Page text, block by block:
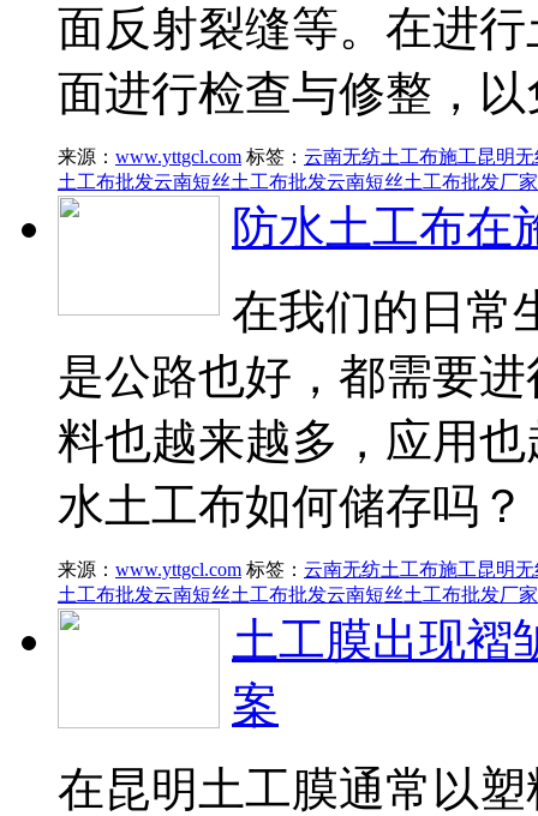
面反射裂缝等。在进
面进行检查与修整，
来源： www.yttgcl.com 标签： 云南无纺土工布施工昆明
土工布批发云南短丝土工布批发云南短丝土工布批发厂家
防水土工布在
在我们的日常
是公路也好，都需要
料也越来越多，应用
水土工布如何储存吗？
来源： www.yttgcl.com 标签： 云南无纺土工布施工昆明
土工布批发云南短丝土工布批发云南短丝土工布批发厂家
土工膜出现褶
案
在昆明土工膜通常以